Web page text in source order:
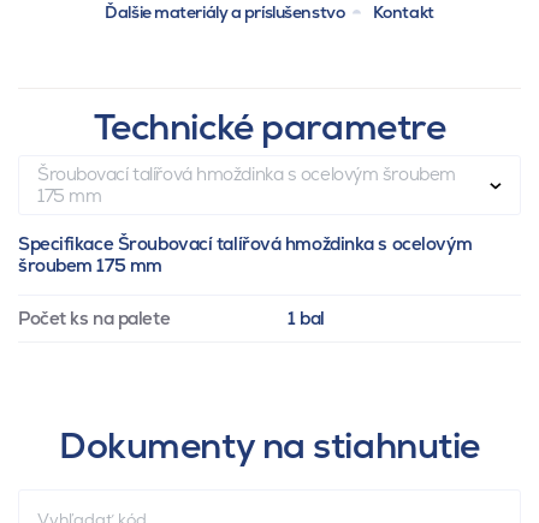
Ďalšie materiály a príslušenstvo
Kontakt
Technické parametre
Šroubovací talířová hmoždinka s ocelovým šroubem
175 mm
Specifikace Šroubovací talířová hmoždinka s ocelovým
šroubem 175 mm
Počet ks na palete 1 bal
Dokumenty na stiahnutie